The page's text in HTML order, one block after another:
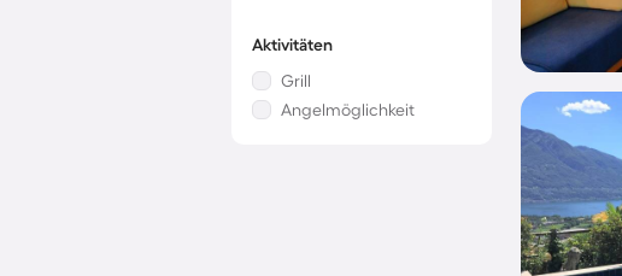
Aktivitäten
Grill
Angelmöglichkeit